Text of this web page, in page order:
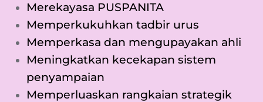
Merekayasa PUSPANITA
Memperkukuhkan tadbir urus
Memperkasa dan mengupayakan ahli
Meningkatkan kecekapan sistem
penyampaian
Memperluaskan rangkaian strategik